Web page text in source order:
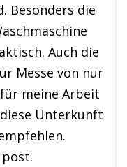
Besonders die
Auch die
Messe von nur
meine Arbeit
Unterkunft